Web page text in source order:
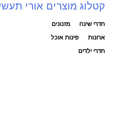
קטלוג מוצרים אורי
חדרי שינה
מזנונים
ארונות
פינות אוכל
חדרי ילדים